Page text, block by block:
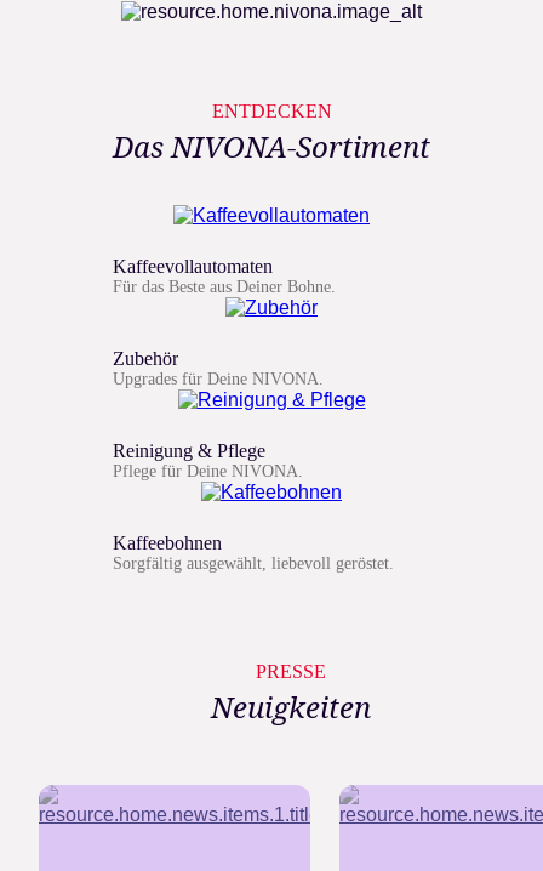
ENTDECKEN
Das NIVONA-Sortiment
Kaffeevollautomaten
Für das Beste aus Deiner Bohne.
Zubehör
Upgrades für Deine NIVONA.
Reinigung & Pflege
Pflege für Deine NIVONA.
Kaffeebohnen
Sorgfältig ausgewählt, liebevoll geröstet.
PRESSE
Neuigkeiten